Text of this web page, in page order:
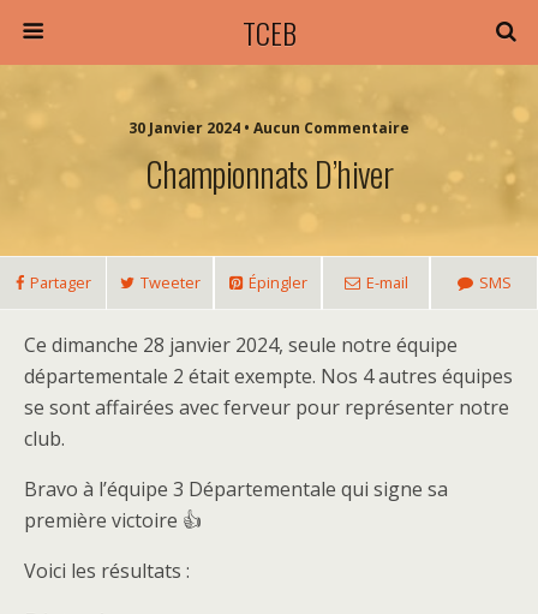
TCEB
30 Janvier 2024 • Aucun Commentaire
Championnats D’hiver
Partager Tweeter Épingler E-mail SMS
Ce dimanche 28 janvier 2024, seule notre équipe
départementale 2 était exempte. Nos 4 autres équipes
se sont affairées avec ferveur pour représenter notre
club.
Bravo à l’équipe 3 Départementale qui signe sa
première victoire 👍
Voici les résultats :